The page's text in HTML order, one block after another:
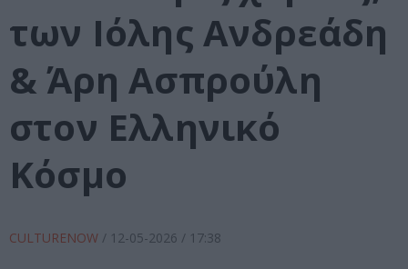
των Ιόλης Ανδρεάδη
& Άρη Ασπρούλη
στον Ελληνικό
Κόσμο
CULTURENOW / 12-05-2026 / 17:38